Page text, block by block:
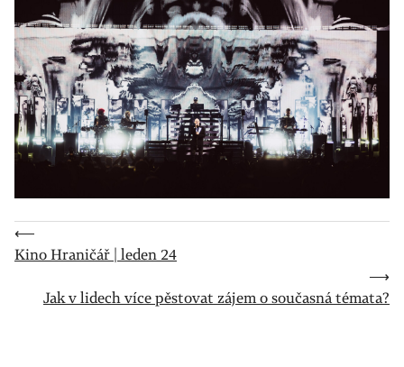
⟵
Kino Hraničář | leden 24
⟶
Jak v lidech více pěstovat zájem o současná témata?